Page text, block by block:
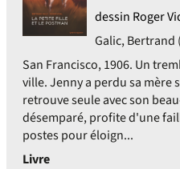
dessin Roger
Galic, Bertrand
San Francisco, 1906. Un
ville. Jenny a perdu sa mère
retrouve seule avec son
désemparé, profite d'une
postes pour éloign...
Livre